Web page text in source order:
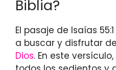
Biblia?
El pasaje de Isaías
a buscar y disfrutar
Dios. En este